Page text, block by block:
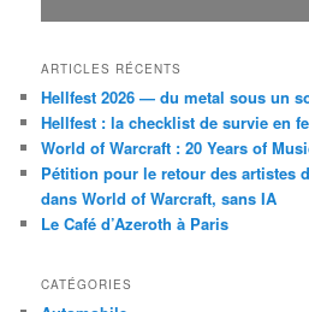
ARTICLES RÉCENTS
Hellfest 2026 — du metal sous un
Hellfest : la checklist de survie en
World of Warcraft : 20 Years of
Pétition pour le retour des artistes
dans World of Warcraft, sans IA
Le Café d’Azeroth à Paris
CATÉGORIES